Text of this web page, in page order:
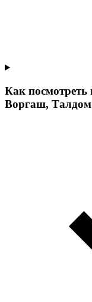
Как посмотреть
Воргаш, Талдом